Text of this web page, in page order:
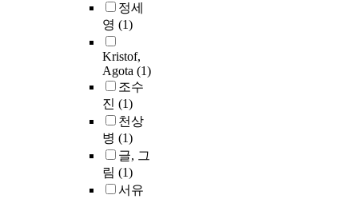
정세
영 (1)
Kristof,
Agota (1)
조수
진 (1)
천상
병 (1)
글, 그
림 (1)
서유